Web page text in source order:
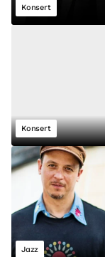
Konsert
Konsert
Jazz